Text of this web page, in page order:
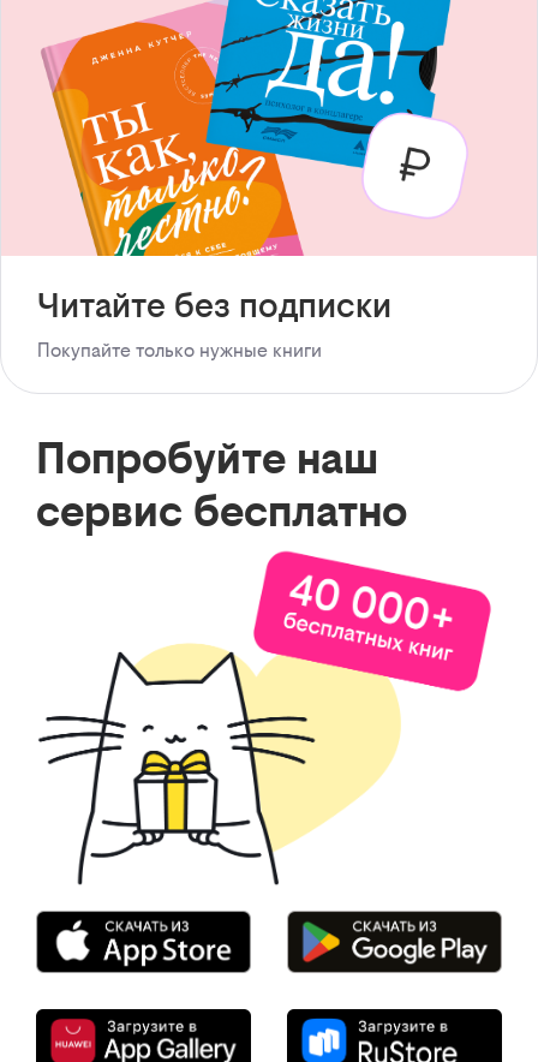
Читайте без подписки
Покупайте только нужные книги
Попробуйте наш
сервис бесплатно